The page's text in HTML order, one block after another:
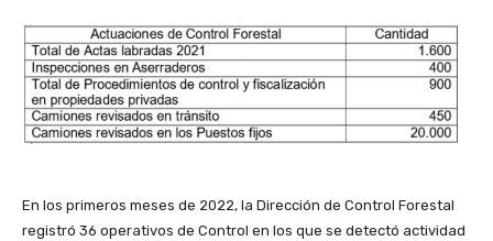
En los primeros meses de 2022, la Dirección de Control Forestal
registró 36 operativos de Control en los que se detectó actividad